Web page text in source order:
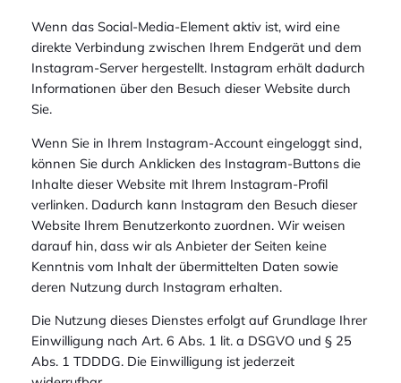
Wenn das Social-Media-Element aktiv ist, wird eine
direkte Verbindung zwischen Ihrem Endgerät und dem
Instagram-Server hergestellt. Instagram erhält dadurch
Informationen über den Besuch dieser Website durch
Sie.
Wenn Sie in Ihrem Instagram-Account eingeloggt sind,
können Sie durch Anklicken des Instagram-Buttons die
Inhalte dieser Website mit Ihrem Instagram-Profil
verlinken. Dadurch kann Instagram den Besuch dieser
Website Ihrem Benutzerkonto zuordnen. Wir weisen
darauf hin, dass wir als Anbieter der Seiten keine
Kenntnis vom Inhalt der übermittelten Daten sowie
deren Nutzung durch Instagram erhalten.
Die Nutzung dieses Dienstes erfolgt auf Grundlage Ihrer
Einwilligung nach Art. 6 Abs. 1 lit. a DSGVO und § 25
Abs. 1 TDDDG. Die Einwilligung ist jederzeit